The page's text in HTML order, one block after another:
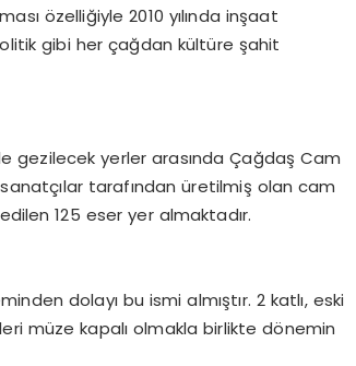
özelliğiyle 2010 yılında inşaat
gibi her çağdan kültüre şahit
gezilecek yerler arasında Çağdaş Cam
tarafından üretilmiş olan cam
125 eser yer almaktadır.
dolayı bu ismi almıştır. 2 katlı, eski
müze kapalı olmakla birlikte dönemin